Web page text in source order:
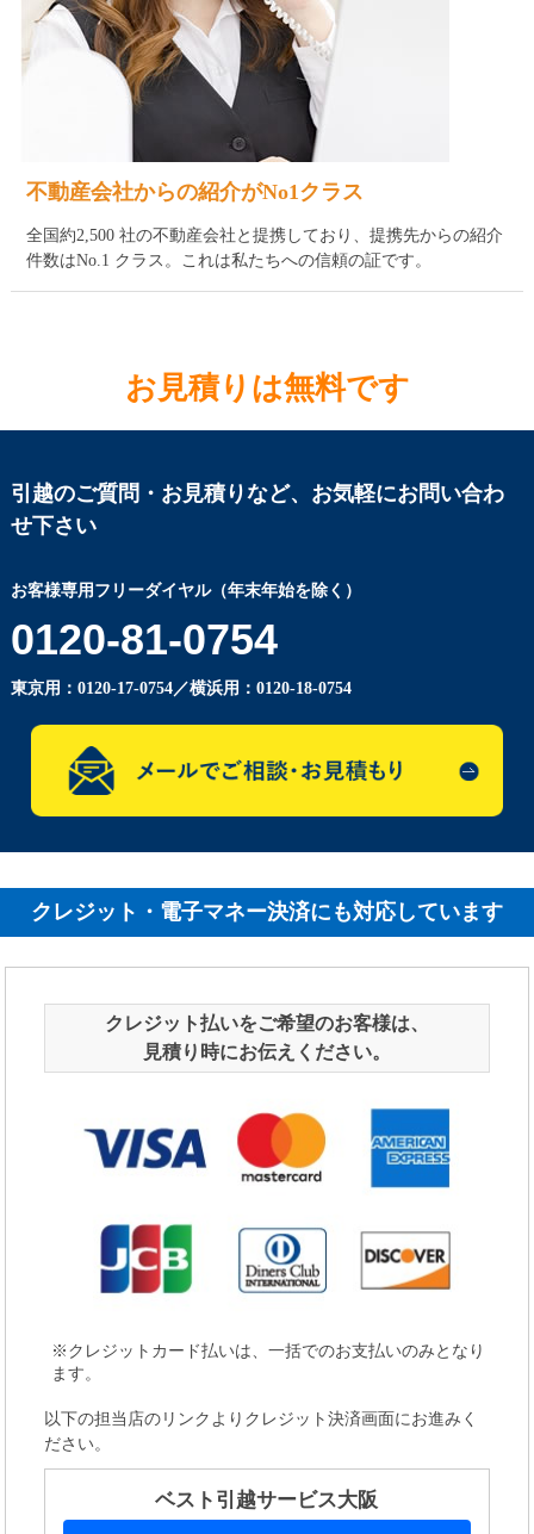
不動産会社からの紹介がNo1クラス
全国約2,500 社の不動産会社と提携しており、提携先からの紹介
件数はNo.1 クラス。これは私たちへの信頼の証です。
お見積りは無料です
引越のご質問・お見積りなど、お気軽にお問い合わ
せ下さい
お客様専用フリーダイヤル（年末年始を除く）
0120-81-0754
東京用： 0120-17-0754／横浜用： 0120-18-0754
クレジット・電子マネー決済にも対応しています
クレジット払いをご希望のお客様は、
見積り時にお伝えください。
※クレジットカード払いは、一括でのお支払いのみとなり
ます。
以下の担当店のリンクよりクレジット決済画面にお進みく
ださい。
ベスト引越サービス大阪